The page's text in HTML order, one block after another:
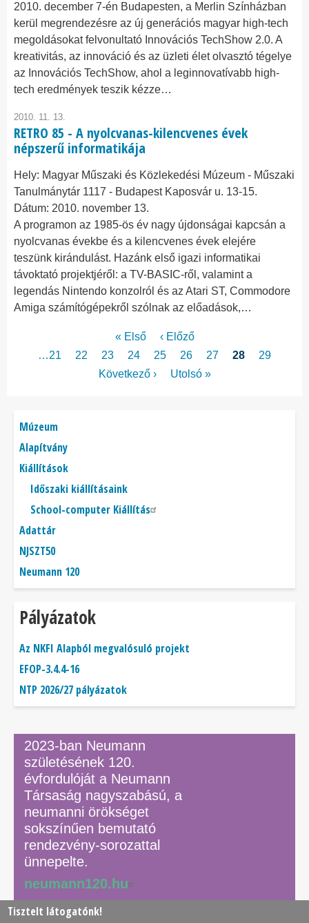
2010. december 7-én Budapesten, a Merlin Színházban
kerül megrendezésre az új generációs magyar high-tech
megoldásokat felvonultató Innovációs TechShow 2.0. A
kreativitás, az innováció és az üzleti élet olvasztó tégelye
az Innovációs TechShow, ahol a leginnovatívabb high-
tech eredmények teszik kézze…
2010. 11. 13.
RETRO 85 - A nyolcvanas-kilencvenes évek
népszerű informatikája
Hely: Magyar Műszaki és Közlekedési Múzeum - Műszaki
Tanulmánytár 1117 - Budapest Kaposvár u. 13-15.
Dátum: 2010. november 13.
A programon az 1985-ös év nagy újdonságai kapcsán a
nyolcvanas évekbe és a kilencvenes évek elejére
teszünk kirándulást. Hazánk első igazi informatikai
távoktató projektjéről: a TV-BASIC-ről, valamint a
legendás Nintendo konzolról és az Atari ST, Commodore
Amiga számítógépekről szólnak az előadások,…
Első
oldal
« Első
Előző
oldal
‹ Előző
Page
…21 Page
22 Page
23 Page
24 Page
25 Page
26 Page
27
Jelenlegi
28 Page
29
Következő
Következő ›
Utolsó
Utolsó »
Főmenü
Múzeum
Alapítvány
Kiállítások
Időszaki kiállításaink
School-computer Kiállítás
Adattár
NJSZT50
Neumann 120
Pályázatok
Az NKFI Alapból megvalósuló projekt
EFOP-3.4.4-16
NTP 2026/27 pályázatok
2023-ban Neumann
születésének 120.
évfordulóját a Neumann
Társaság nagyszabású, a
neumanni örökséget
sokszínűen bemutató
rendezvény-sorozattal
ünnepelte.
neumann120.hu
Tisztelt látogatónk!